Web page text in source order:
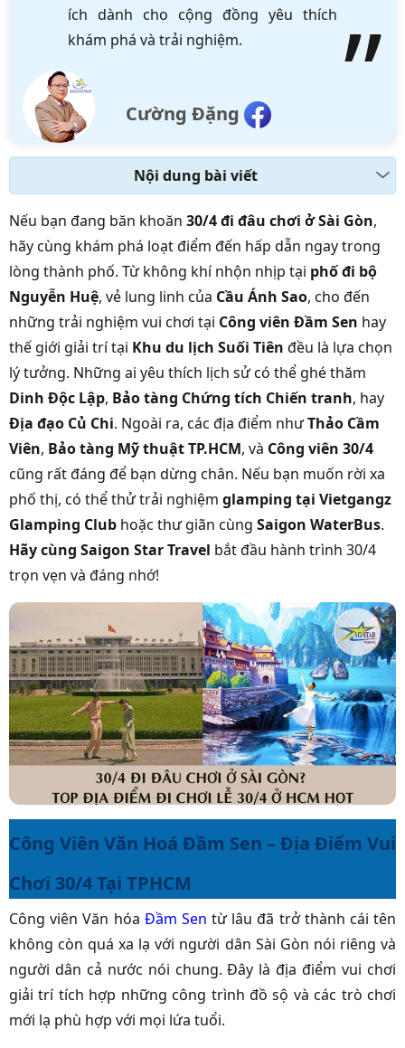
ích dành cho cộng đồng yêu thích
khám phá và trải nghiệm.
Cường Đặng
Nội dung bài viết
Nếu bạn đang băn khoăn 30/4 đi đâu chơi ở Sài Gòn,
hãy cùng khám phá loạt điểm đến hấp dẫn ngay trong
lòng thành phố. Từ không khí nhộn nhịp tại phố đi bộ
Nguyễn Huệ, vẻ lung linh của Cầu Ánh Sao, cho đến
những trải nghiệm vui chơi tại Công viên Đầm Sen hay
thế giới giải trí tại Khu du lịch Suối Tiên đều là lựa chọn
lý tưởng. Những ai yêu thích lịch sử có thể ghé thăm
Dinh Độc Lập, Bảo tàng Chứng tích Chiến tranh, hay
Địa đạo Củ Chi. Ngoài ra, các địa điểm nhưThảo Cầm
Viên, Bảo tàng Mỹ thuật TP.HCM, và Công viên 30/4
cũng rất đáng để bạn dừng chân. Nếu bạn muốn rời xa
phố thị, có thể thử trải nghiệm glamping tại Vietgangz
Glamping Club hoặc thư giãn cùng Saigon WaterBus.
Hãy cùng Saigon Star Travel bắt đầu hành trình 30/4
trọn vẹn và đáng nhớ!
Công Viên Văn Hoá Đầm Sen – Địa Điểm Vui
Chơi 30/4 Tại TPHCM
Công viên Văn hóa Đầm Sen từ lâu đã trở thành cái tên
không còn quá xa lạ với người dân Sài Gòn nói riêng và
người dân cả nước nói chung. Đây là địa điểm vui chơi
giải trí tích hợp những công trình đồ sộ và các trò chơi
mới lạ phù hợp với mọi lứa tuổi.